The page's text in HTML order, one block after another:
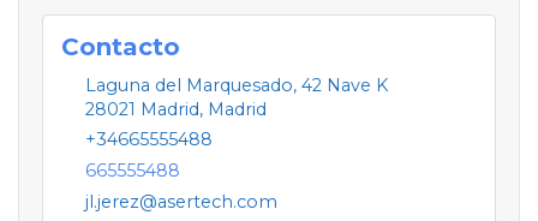
Contacto
Laguna del Marquesado, 42 Nave K
28021 Madrid, Madrid
+34665555488
665555488
jl.jerez@asertech.com